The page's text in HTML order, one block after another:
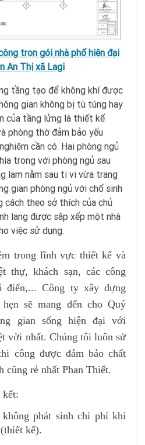
trọn gói nhà phố hiện đại
An Thị xã Lagi
tầng tạo để không khí được
gian không bị tù túng hay
của tầng lửng là thiết kế
phòng thờ đảm bảo yếu
cần có. Hai phòng ngủ
trong với phòng ngủ sau
lam nằm sau ti vi vừa trang
gian phòng ngủ với chổ sinh
cách theo sở thích của chủ
lang được sắp xếp một nhà
việc sử dụng.
trong lĩnh vực thiết kế và
thự, khách sạn, các công
điển,... Công ty xây dựng
sẽ mang đến cho Quý
gian sống hiện đại với
vời nhất. Chúng tôi luôn sử
công được đảm bảo chất
cũng rẻ nhất Phan Thiết.
kết:
phát sinh chi phí khi
kế).